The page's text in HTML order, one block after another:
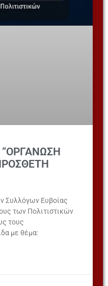
Συλλόγων Ευβοίας
των Πολιτιστικών
τους
με θέμα: